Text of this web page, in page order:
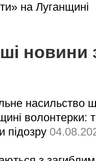
на Луганщині
новини
насильство
волонтерки:
підозру